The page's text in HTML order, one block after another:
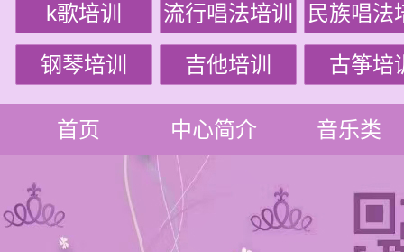
k歌培训 流行唱法培训 民族唱法
钢琴培训 吉他培训 古筝培
首页 中心简介 音乐类